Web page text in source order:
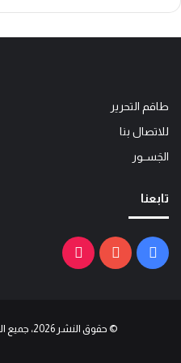
طاقم التحرير
للاتصال بنا
الجَســور
تابعنا
فيسبوكيوتيوب ‫TikTok
© حقوق النشر 2026، جميع الحقوق محفوظة | Ily Media